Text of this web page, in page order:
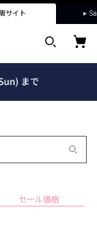
サイト
セール価格